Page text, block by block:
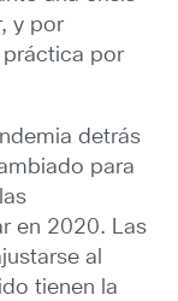
y por
práctica por
detrás
para
en 2020. Las
al
tienen la